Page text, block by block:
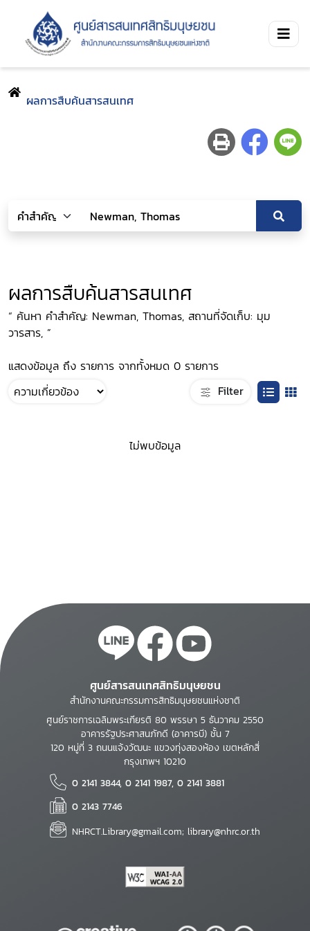
ผลการสืบค้นสารสนเทศ
ผลการสืบค้นสารสนเทศ
“ ค้นหา คำสำคัญ: Newman, Thomas, สถานที่จัดเก็บ: มุม
วารสาร, ”
แสดงข้อมูล ถึง รายการ จากทั้งหมด 0 รายการ
Filter
ไม่พบข้อมูล
ศูนย์สารสนเทศสิทธิมนุษยชน
สำนักงานคณะกรรมการสิทธิมนุษยชนแห่งชาติ
ศูนย์ราชการเฉลิมพระเกียรติ 80 พรรษา 5 ธันวาคม 2550
อาคารรัฐประศาสนภักดี (อาคารบี) ชั้น 7
120 หมู่ที่ 3 ถนนแจ้งวัฒนะ แขวงทุ่งสองห้อง เขตหลักสี่
กรุงเทพฯ 10210
0 2141 3844, 0 2141 1987, 0 2141 3881
0 2143 7746
NHRCT.Library@gmail.com; library@nhrc.or.th